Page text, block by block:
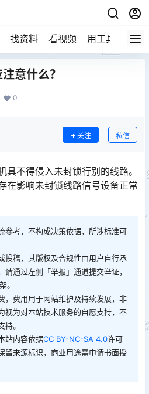
找资料 看视频 用工具 论技
意什么？
0
关注 私信
不得侵入未封锁行别的线路。
在影响未封锁线路信号设备正常
参考，不构成决策依据，所涉标准可
投稿，其版权及合规性由用户自行承
通过左侧「举报」通道提交举证，
。
，费用用于网站维护及持续发展，非
视为对本站技术服务的自愿支持，不
。
站内容依据CC BY-NC-SA 4.0许可
留来源标识，商业用途需申请书面授